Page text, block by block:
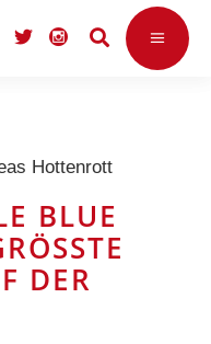
Hottenrott
BLUE
H
W